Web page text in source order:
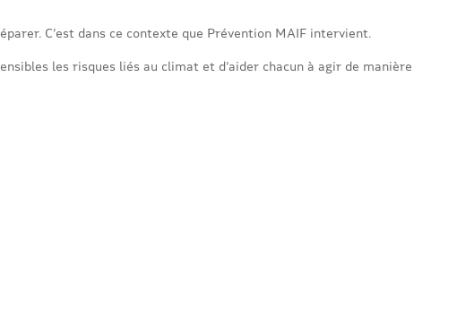
C’est dans ce contexte que Prévention MAIF intervient.
les risques liés au climat et d’aider chacun à agir de manière